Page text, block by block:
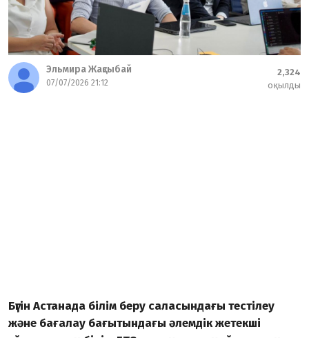
Эльмира Жақсыбай
07/07/2026 21:12
2,324
оқылды
Бүгін Астанада білім беру саласындағы тестілеу
және бағалау бағытындағы әлемдік жетекші